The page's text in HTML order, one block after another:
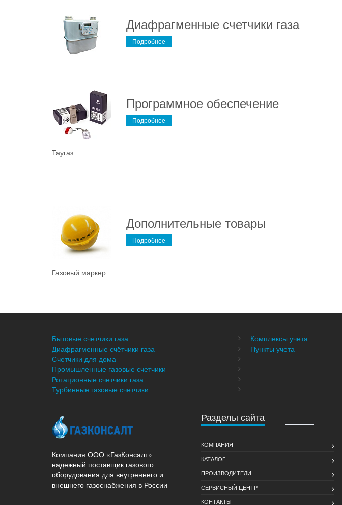
Диафрагменные счетчики газа
Подробнее
Программное обеспечение
Подробнее
Таугаз
Дополнительные товары
Подробнее
Газовый маркер
Бытовые счетчики газа
Диафрагменные счётчики газа
Счетчики для дома
Промышленные газовые счетчики
Ротационные счетчики газа
Турбинные газовые счетчики
Комплексы учета
Пункты учета
Компания ООО «ГазКонсалт»
надежный поставщик газового
оборудования для внутреннего и
внешнего газоснабжения в России
Разделы сайта
КОМПАНИЯ
КАТАЛОГ
ПРОИЗВОДИТЕЛИ
СЕРВИСНЫЙ ЦЕНТР
КОНТАКТЫ